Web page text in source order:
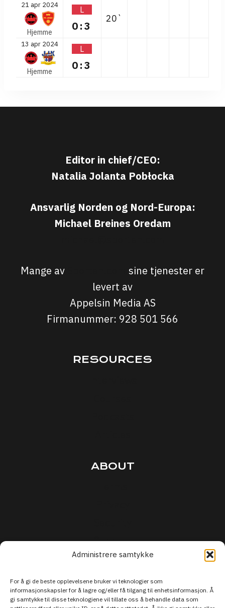
Administrere samtykke
For å gi de beste opplevelsene bruker vi teknologier som
informasjonskapsler for å lagre og/eller få tilgang til enhetsinformasjon. Å
gi samtykke til disse teknologiene vil tillate oss å behandle data som
21 apr 2024
Hjemme
L
0:3
20`
13 apr 2024
Hjemme
L
0:3
Editor in chief/CEO:
Natalia Jolanta Pobłocka
Ansvarlig Norden og Nord-Europa:
Michael Breines Oredam
Mange av
sine tjenester er
levert av
Appelsin Media AS
Firmanummer: 928 501 566
RESOURCES
ABOUT
Support